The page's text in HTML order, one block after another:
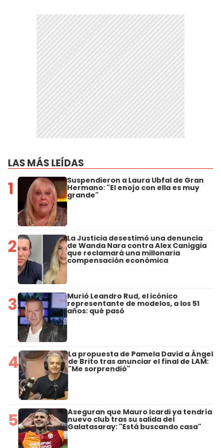
LAS MÁS LEÍDAS
1 Suspendieron a Laura Ubfal de Gran
Hermano: "El enojo con ella es muy
grande"
2 La Justicia desestimó una denuncia
de Wanda Nara contra Alex Caniggia
que reclamará una millonaria
compensación económica
3 Murió Leandro Rud, el icónico
representante de modelos, a los 51
años: qué pasó
4 La propuesta de Pamela David a Ángel
de Brito tras anunciar el final de LAM:
"Me sorprendió"
5 Aseguran que Mauro Icardi ya tendría
nuevo club tras su salida del
Galatasaray: "Está buscando casa"